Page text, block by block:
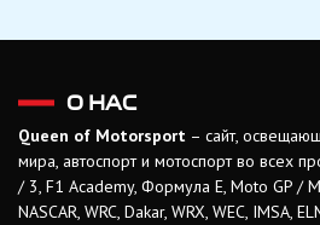
О НАС
Queen of Motorsport – сайт,
мира, автоспорт и мотоспорт во всех
/ 3, F1 Academy, Формула Е, Moto GP /
NASCAR, WRC, Dakar, WRX, WEC, IMSA,